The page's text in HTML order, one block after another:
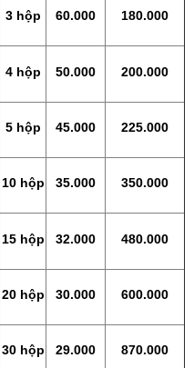
3 hộp 60.000 180.000
4 hộp 50.000 200.000
5 hộp 45.000 225.000
10 hộp 35.000 350.000
15 hộp 32.000 480.000
20 hộp 30.000 600.000
30 hộp 29.000 870.000